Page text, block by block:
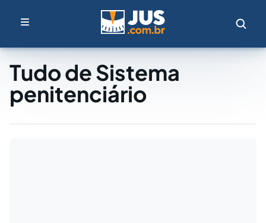
Tudo de Sistema
penitenciário